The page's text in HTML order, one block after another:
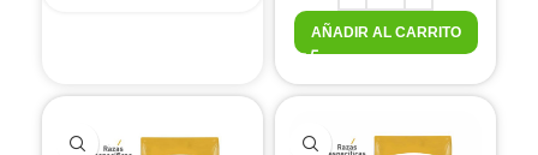
AÑADIR AL CARRITO